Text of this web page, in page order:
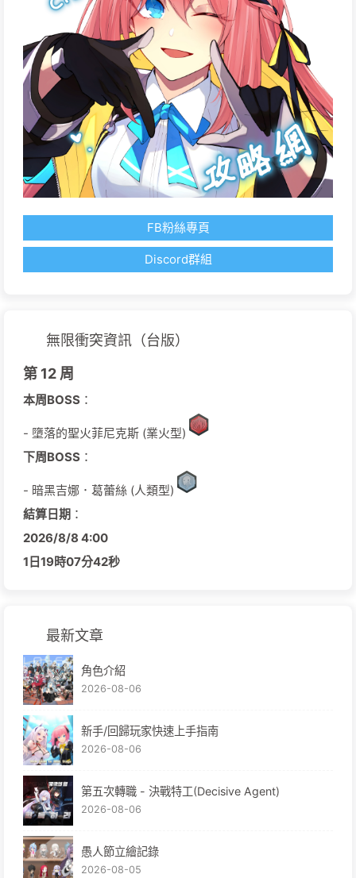
FB粉絲專頁
Discord群組
無限衝突資訊（台版）
第 12 周
本周BOSS ：
- 墮落的聖火菲尼克斯 (業火型)
下周BOSS ：
- 暗黑吉娜．葛蕾絲 (人類型)
結算日期 ：
2026/8/8 4:00
1日19時07分41秒
最新文章
角色介紹
2026-08-06
新手/回歸玩家快速上手指南
2026-08-06
第五次轉職 - 決戰特工(Decisive Agent)
2026-08-06
愚人節立繪記錄
2026-08-05